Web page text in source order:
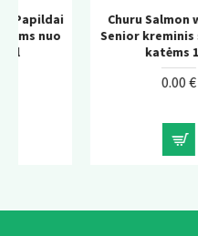
Churu Salmon wit Tunas
Senior kreminis skanėstas
katėms 10+